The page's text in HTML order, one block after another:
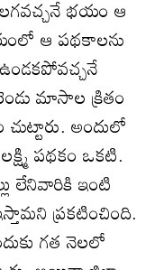
భయం ఆ
ఆ పథకాలను
మాసాల క్రితం
అందులో
పథకం ఒకటి.
లేనివారికి ఇంటి
ప్రకటించింది.
గత నెలలో